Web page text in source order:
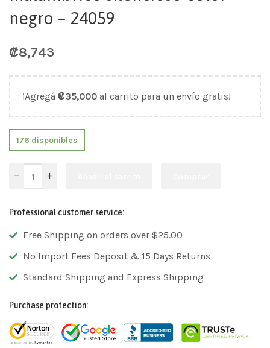
negro – 24059
₡8,743
¡Agregá ₡35,000 al carrito para un envío gratis!
176 disponibles
Professional customer service:
Free Shipping on orders over $25.00
No Import Fees Deposit & 15 Days Returns
Standard Shipping and Express Shipping
Purchase protection: